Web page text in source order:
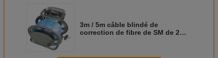
3m / 5m câble blindé de
correction de fibre de SM de 2